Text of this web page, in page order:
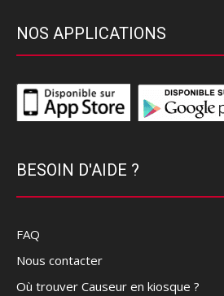
NOS APPLICATIONS
BESOIN D'AIDE ?
FAQ
Nous contacter
Où trouver Causeur en kiosque ?